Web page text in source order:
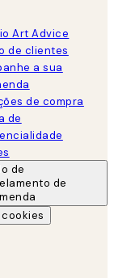
Art Advice
de clientes
a sua
de compra
de
de
de